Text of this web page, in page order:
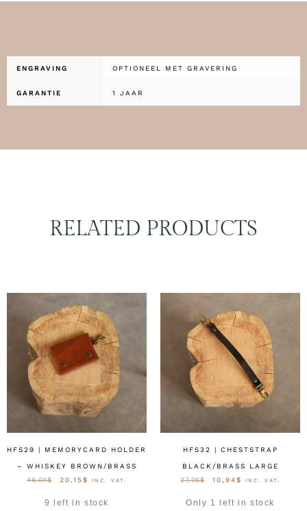
ENGRAVING OPTIONEEL MET GRAVERING
GARANTIE 1 JAAR
RELATED PRODUCTS
HFS29 | MEMORYCARD HOLDER
– WHISKEY BROWN/BRASS
46,04$ 20,15$ INC. VAT.
9 left in stock
HFS32 | CHESTSTRAP
BLACK/BRASS LARGE
27,06$ 10,94$ INC. VAT.
Only 1 left in stock